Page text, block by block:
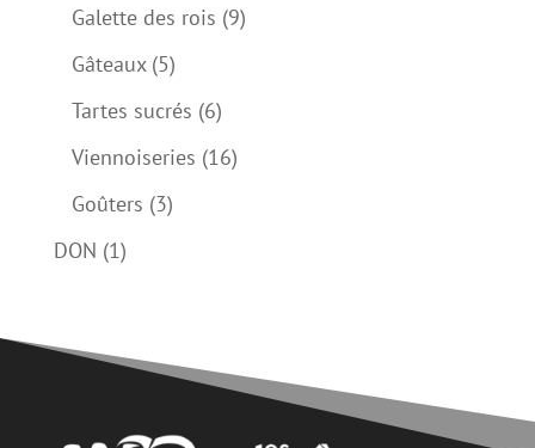
Galette des rois 99
Gâteaux 55
produits
Tartes sucrés 66
produits
Viennoiseries 1616
Goûters 33
DON 11